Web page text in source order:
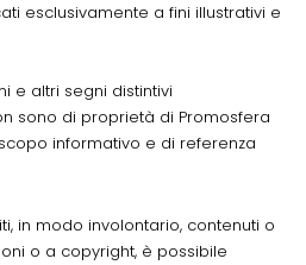
esclusivamente a fini illustrativi e
e altri segni distintivi
sono di proprietà di Promosfera
informativo e di referenza
in modo involontario, contenuti o
o a copyright, è possibile